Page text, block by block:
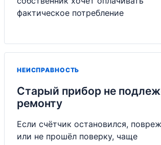
фактическое потребление
НЕИСПРАВНОСТЬ
Старый прибор не
ремонту
Если счётчик остановился,
или не прошёл поверку, чаще